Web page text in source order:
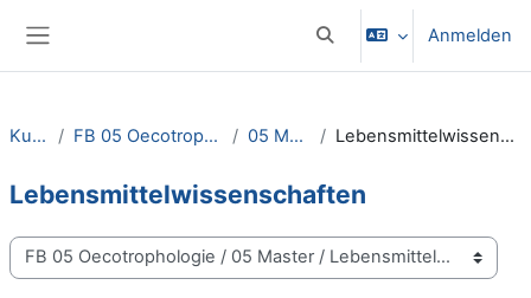
Sucheingabe umschalten
Anmelden
Kurse FB 05 Oecotrophologie 05 Master Lebensmittelwissenschaften
Lebensmittelwissenschaften
Kursbereiche